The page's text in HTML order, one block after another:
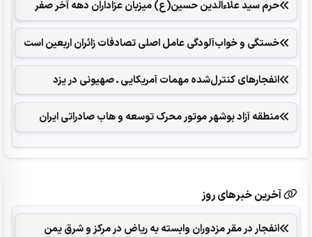
حرم سید علاءالدین حسین(ع) میزبان عزاداران دهه آخر صفر
خستگی و خواب‌آلودگی عامل اصلی تصادفات زائران اربعین است
انفجارهای ‌کنترل‌شده ‌مهمات آمریکایی ـ صهیونی در یزد
منطقه آزاد بوشهر موتور محرک توسعه و هاب صادراتی ایران
آخرین خبرهای روز
انفجار در مقر مزدوران وابسته به ریاض در مرکز و شرق یمن